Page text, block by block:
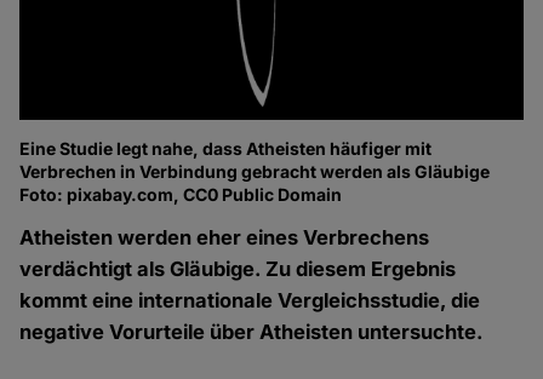
Eine Studie legt nahe, dass Atheisten häufiger mit
Verbrechen in Verbindung gebracht werden als Gläubige
Foto: pixabay.com, CC0 Public Domain
Atheisten werden eher eines Verbrechens
verdächtigt als Gläubige. Zu diesem Ergebnis
kommt eine internationale Vergleichsstudie, die
negative Vorurteile über Atheisten untersuchte.